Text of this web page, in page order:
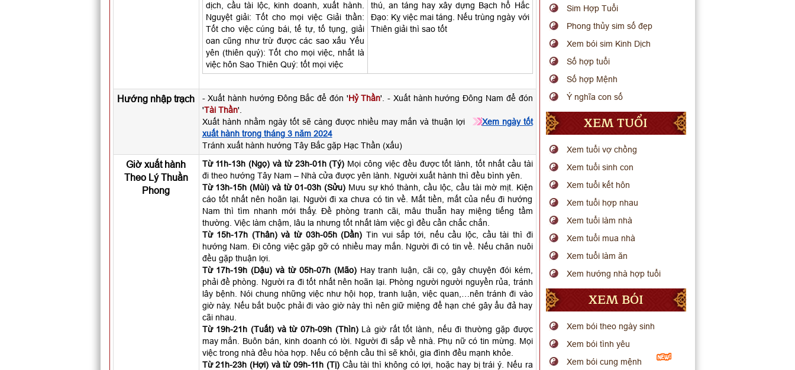
dịch, cầu tài lộc, kinh doanh, xuất hành.
Nguyệt giải: Tốt cho mọi việc Giải thần:
Tốt cho việc cúng bái, tế tự, tố tụng, giải
oan cũng như trừ được các sao xấu Yếu
yên (thiên quý): Tốt cho mọi việc, nhất là
việc hôn Sao Thiên Quý: tốt mọi việc
thú, an táng hay xây dựng Bạch hổ Hắc
Đạo: Kỵ việc mai táng. Nếu trùng ngày với
Thiên giải thì sao tốt
Hướng nhập trạch - Xuất hành hướng Đông Bắc để đón 'Hỷ Thần'. - Xuất hành hướng Đông Nam để đón
'Tài Thần'.
Xuất hành nhằm ngày tốt sẽ càng được nhiều may mắn và thuận lợi
Xem ngày tốt
xuất hành trong tháng 3 năm 2024
Tránh xuất hành hướng Tây Bắc gặp Hạc Thần (xấu)
Giờ xuất hành
Theo Lý Thuần
Phong
Từ 11h-13h (Ngọ) và từ 23h-01h (Tý) Mọi công việc đều được tốt lành, tốt nhất cầu tài
đi theo hướng Tây Nam – Nhà cửa được yên lành. Người xuất hành thì đều bình yên.
Từ 13h-15h (Mùi) và từ 01-03h (Sửu) Mưu sự khó thành, cầu lộc, cầu tài mờ mịt. Kiện
cáo tốt nhất nên hoãn lại. Người đi xa chưa có tin về. Mất tiền, mất của nếu đi hướng
Nam thì tìm nhanh mới thấy. Đề phòng tranh cãi, mâu thuẫn hay miệng tiếng tầm
thường. Việc làm chậm, lâu la nhưng tốt nhất làm việc gì đều cần chắc chắn.
Từ 15h-17h (Thân) và từ 03h-05h (Dần) Tin vui sắp tới, nếu cầu lộc, cầu tài thì đi
hướng Nam. Đi công việc gặp gỡ có nhiều may mắn. Người đi có tin về. Nếu chăn nuôi
đều gặp thuận lợi.
Từ 17h-19h (Dậu) và từ 05h-07h (Mão) Hay tranh luận, cãi cọ, gây chuyện đói kém,
phải đề phòng. Người ra đi tốt nhất nên hoãn lại. Phòng người người nguyền rủa, tránh
lây bệnh. Nói chung những việc như hội họp, tranh luận, việc quan,…nên tránh đi vào
giờ này. Nếu bắt buộc phải đi vào giờ này thì nên giữ miệng để hạn ché gây ẩu đả hay
cãi nhau.
Từ 19h-21h (Tuất) và từ 07h-09h (Thìn) Là giờ rất tốt lành, nếu đi thường gặp được
may mắn. Buôn bán, kinh doanh có lời. Người đi sắp về nhà. Phụ nữ có tin mừng. Mọi
việc trong nhà đều hòa hợp. Nếu có bệnh cầu thì sẽ khỏi, gia đình đều mạnh khỏe.
Từ 21h-23h (Hợi) và từ 09h-11h (Tị) Cầu tài thì không có lợi, hoặc hay bị trái ý. Nếu ra
Sim Hợp Tuổi
Phong thủy sim số đẹp
Xem bói sim Kinh Dịch
Số hợp tuổi
Số hợp Mệnh
Ý nghĩa con số
XEM TUỔI
Xem tuổi vợ chồng
Xem tuổi sinh con
Xem tuổi kết hôn
Xem tuổi hợp nhau
Xem tuổi làm nhà
Xem tuổi mua nhà
Xem tuổi làm ăn
Xem hướng nhà hợp tuổi
XEM BÓI
Xem bói theo ngày sinh
Xem bói tình yêu
Xem bói cung mệnh